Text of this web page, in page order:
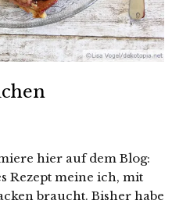
hier auf dem Blog:
Rezept meine ich, mit
braucht. Bisher habe